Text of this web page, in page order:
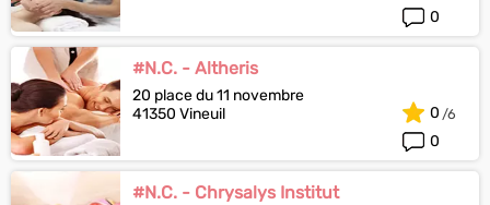
0
#N.C. - Altheris
20 place du 11 novembre
41350 Vineuil
0
0
#N.C. - Chrysalys Institut